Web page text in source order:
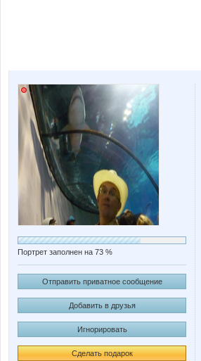
Портрет заполнен на 73 %
Отправить приватное сообщение
Добавить в друзья
Игнорировать
Сделать подарок